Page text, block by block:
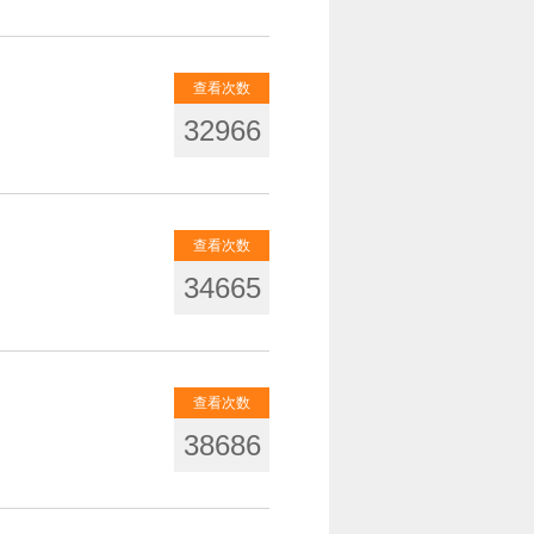
查看次数
32966
查看次数
34665
查看次数
38686